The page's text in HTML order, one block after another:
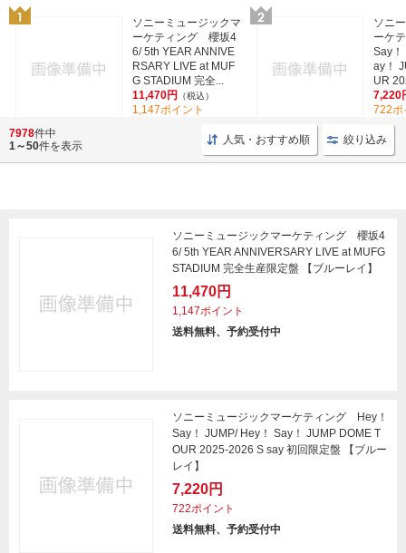
ソニーミュージックマ
ーケティング 櫻坂4
6/ 5th YEAR ANNIVE
RSARY LIVE at MUF
G STADIUM 完全...
11,470円
（税込）
1,147ポイント
ソニ
ーケ
Say！
ay！
UR
7,220
722ポ
7978件中
1～50件を表示 人気・おすすめ順 絞り込み
ソニーミュージックマーケティング 櫻坂4
6/ 5th YEAR ANNIVERSARY LIVE at MUFG
STADIUM 完全生産限定盤 【ブルーレイ】
11,470円
1,147ポイント
送料無料、予約受付中
ソニーミュージックマーケティング Hey！
Say！ JUMP/ Hey！ Say！ JUMP DOME T
OUR 2025-2026 S say 初回限定盤 【ブルー
レイ】
7,220円
722ポイント
送料無料、予約受付中